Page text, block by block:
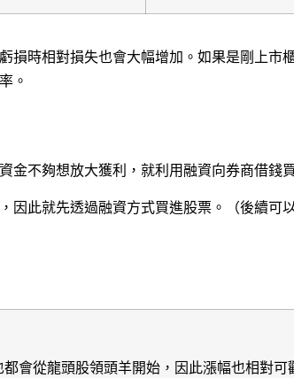
損時相對損失也會大幅增加。如果是剛上市
。
金不夠想放大獲利，就利用融資向券商借錢
因此就先透過融資方式買進股票。（後續可
會從龍頭股領頭羊開始，因此漲幅也相對可